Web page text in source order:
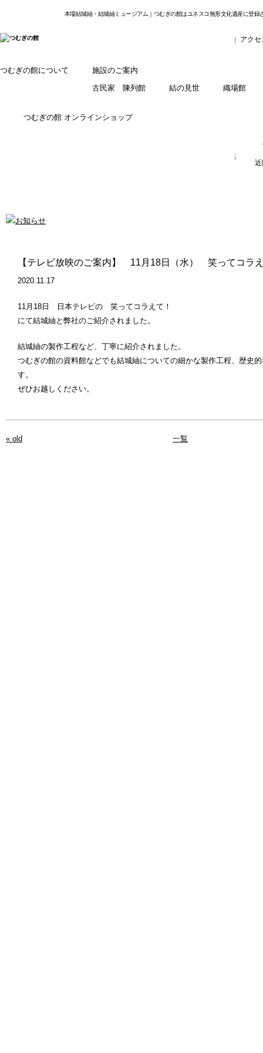
本場結城紬・結城紬ミュージアム｜つむぎの館はユネスコ無形文化遺産に登
アクセ
つむぎの館について
施設のご案内
古民家 陳列館
結の見世 織場館
つむぎの館 オンラインショップ
【テレビ放映のご案内】 11月18日（水） 笑ってコ
2020.11.17
11月18日 日本テレビの 笑ってコラえて！
にて結城紬と弊社のご紹介されました。
結城紬の製作工程など、丁寧に紹介されました。
つむぎの館の資料館などでも結城紬についての細かな製作工程、歴史
す。
ぜひお越しください。
« old 一覧